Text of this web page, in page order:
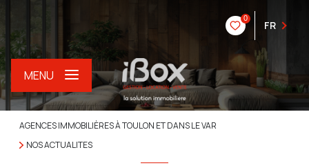
0
FR
MENU
AGENCES IMMOBILIÈRES À TOULON ET DANS LE VAR
NOS ACTUALITES